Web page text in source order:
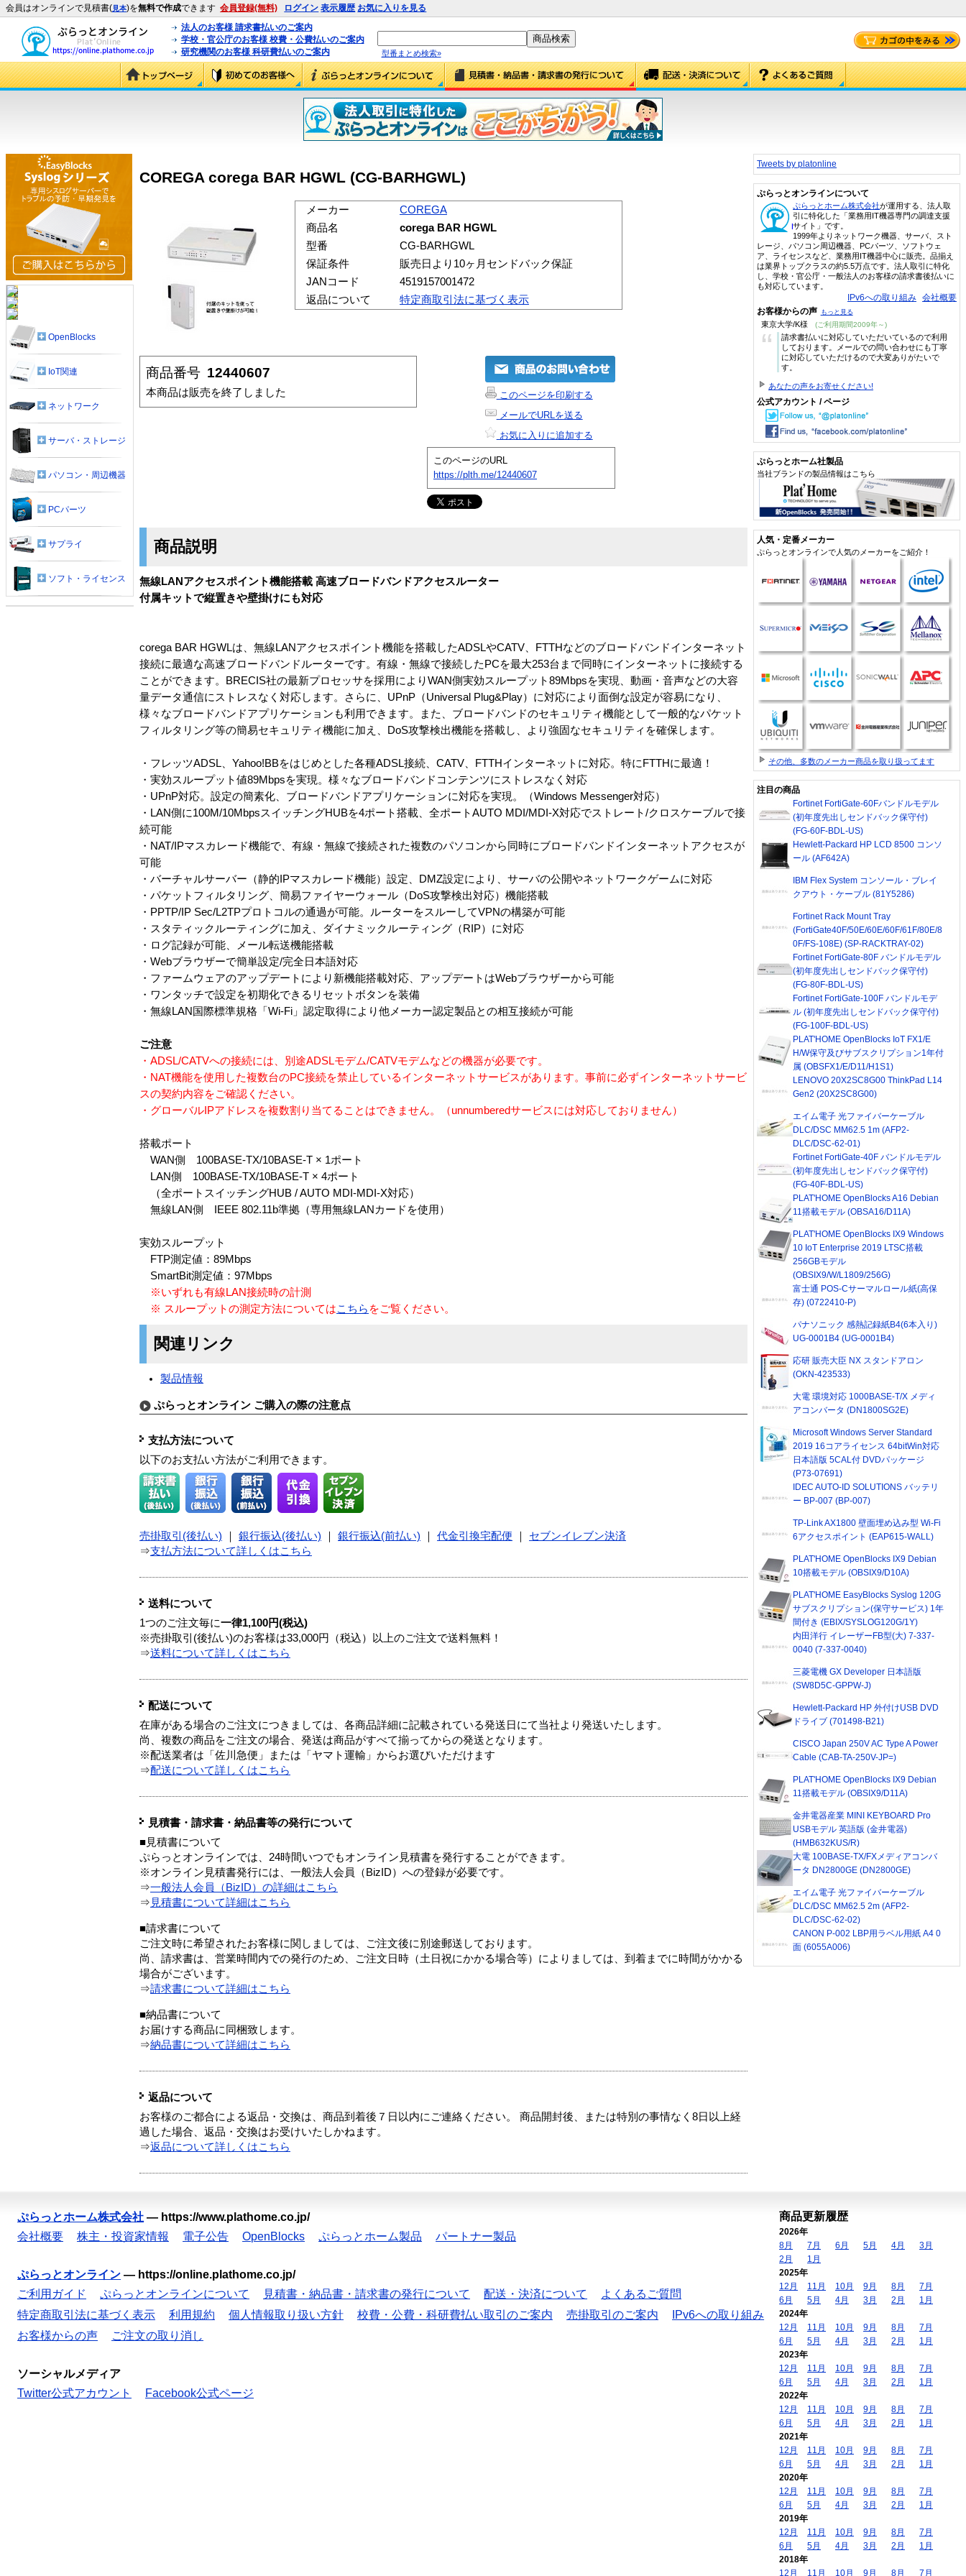
会員はオンラインで見積書(見本)を無料で作成できます 会員登録(無料) ログイン 表示履歴 お気に入りを見る
法人のお客様 請求書払いのご案内
学校・官公庁のお客様 校費・公費払いのご案内
研究機関のお客様 科研費払いのご案内
型番まとめ検索»
COREGA corega BAR HGWL (CG-BARHGWL)
メーカー
COREGA
商品名
corega BAR HGWL
型番
CG-BARHGWL
保証条件
販売日より10ヶ月センドバック保証
JANコード
4519157001472
返品について
特定商取引法に基づく表示
商品番号 12440607
本商品は販売を終了しました
このページを印刷する
メールでURLを送る
お気に入りに追加する
このページのURL
https://plth.me/12440607
商品説明
無線LANアクセスポイント機能搭載 高速ブロードバンドアクセスルーター
付属キットで縦置きや壁掛けにも対応
corega BAR HGWLは、無線LANアクセスポイント機能を搭載したADSLやCATV、FTTHなどのブロードバンドインターネット
接続に最適な高速ブロードバンドルーターです。有線・無線で接続したPCを最大253台まで同時にインターネットに接続する
ことができます。BRECIS社の最新プロセッサを採用によりWAN側実効スループット89Mbpsを実現、動画・音声などの大容
量データ通信にストレスなく対応します。さらに、UPnP（Universal Plug&Play）に対応により面倒な設定が容易になり、
様々なブロードバンドアプリケーションも利用できます。また、ブロードバンドのセキュリティ機能として一般的なパケット
フィルタリング等の簡易セキュリティ機能に加え、DoS攻撃検出機能を搭載し、より強固なセキュリティを確保します。
・フレッツADSL、Yahoo!BBをはじめとした各種ADSL接続、CATV、FTTHインターネットに対応。特にFTTHに最適！
・実効スループット値89Mbpsを実現。様々なブロードバンドコンテンツにストレスなく対応
・UPnP対応。設定の簡素化、ブロードバンドアプリケーションに対応を実現。（Windows Messenger対応）
・LAN側に100M/10MbpsスイッチングHUBを4ポート搭載、全ポートAUTO MDI/MDI-X対応でストレート/クロスケーブルで接
続可能
・NAT/IPマスカレード機能で、有線・無線で接続された複数のパソコンから同時にブロードバンドインターネットアクセスが
可能
・バーチャルサーバー（静的IPマスカレード機能）設定、DMZ設定により、サーバの公開やネットワークゲームに対応
・パケットフィルタリング、簡易ファイヤーウォール（DoS攻撃検出対応）機能搭載
・PPTP/IP Sec/L2TPプロトコルの通過が可能。ルーターをスルーしてVPNの構築が可能
・スタティックルーティングに加え、ダイナミックルーティング（RIP）に対応
・ログ記録が可能、メール転送機能搭載
・Webブラウザーで簡単設定/完全日本語対応
・ファームウェアのアップデートにより新機能搭載対応、アップデートはWebブラウザーから可能
・ワンタッチで設定を初期化できるリセットボタンを装備
・無線LAN国際標準規格「Wi-Fi」認定取得により他メーカー認定製品との相互接続が可能
ご注意
・ADSL/CATVへの接続には、別途ADSLモデム/CATVモデムなどの機器が必要です。
・NAT機能を使用した複数台のPC接続を禁止しているインターネットサービスがあります。事前に必ずインターネットサービ
スの契約内容をご確認ください。
・グローバルIPアドレスを複数割り当てることはできません。（unnumberedサービスには対応しておりません）
搭載ポート
WAN側 100BASE-TX/10BASE-T × 1ポート
LAN側 100BASE-TX/10BASE-T × 4ポート
（全ポートスイッチングHUB / AUTO MDI-MDI-X対応）
無線LAN側 IEEE 802.11b準拠（専用無線LANカードを使用）
実効スループット
FTP測定値：89Mbps
SmartBit測定値：97Mbps
※いずれも有線LAN接続時の計測
※ スループットの測定方法についてはこちら をご覧ください。
関連リンク
製品情報
ぷらっとオンライン ご購入の際の注意点
支払方法について
以下のお支払い方法がご利用できます。
売掛取引(後払い) 銀行振込(後払い) 銀行振込(前払い) 代金引換宅配便
セブンイレブン決済
⇒支払方法について詳しくはこちら
送料について
1つのご注文毎に一律1,100円(税込)
※売掛取引(後払い)のお客様は33,000円（税込）以上のご注文で送料無料！
⇒送料について詳しくはこちら
配送について
在庫がある場合のご注文につきましては、各商品詳細に記載されている発送日にて当社より発送いたします。
尚、複数の商品をご注文の場合、発送は商品がすべて揃ってからの発送となります。
※配送業者は「佐川急便」または「ヤマト運輸」からお選びいただけます
⇒配送について詳しくはこちら
見積書・請求書・納品書等の発行について
■見積書について
ぷらっとオンラインでは、24時間いつでもオンライン見積書を発行することができます。
※オンライン見積書発行には、一般法人会員（BizID）への登録が必要です。
⇒一般法人会員（BizID）の詳細はこちら
⇒ 見積書について詳細はこちら
■請求書について
ご注文時に希望されたお客様に関しましては、ご注文後に別途郵送しております。
尚、請求書は、営業時間内での発行のため、ご注文日時（土日祝にかかる場合等）によりましては、到着までに時間がかかる
場合がございます。
⇒請求書について詳細はこちら
■納品書について
お届けする商品に同梱致します。
⇒納品書について詳細はこちら
返品について
お客様のご都合による返品・交換は、商品到着後７日以内にご連絡ください。 商品開封後、または特別の事情なく8日以上経
過した場合、返品・交換はお受けいたしかねます。
⇒返品について詳しくはこちら
OpenBlocks
IoT関連
ネットワーク
サーバ・ストレージ
パソコン・周辺機器
PCパーツ
サプライ
ソフト・ライセンス
Tweets by platonline
ぷらっとオンラインについて
ぷらっとホーム株式会社が運用する、法人取
引に特化した「業務用IT機器専門の調達支援
サイト」です。
1999年よりネットワーク機器、サーバ、スト
レージ、パソコン周辺機器、PCパーツ、ソフトウェ
ア、ライセンスなど、業務用IT機器中心に販売。品揃え
は業界トップクラスの約5.5万点です。法人取引に特化
し、学校・官公庁・一般法人のお客様の請求書後払いに
も対応しています。
IPv6への取り組み 会社概要
お客様からの声 もっと見る
東京大学/K様 (ご利用期間2009年～)
“
請求書払いに対応していただいているので利用
しております。メールでの問い合わせにも丁寧
に対応していただけるので大変ありがたいで
す。
あなたの声をお寄せください!
公式アカウント / ページ
ぷらっとホーム社製品
当社ブランドの製品情報はこちら
人気・定番メーカー
ぷらっとオンラインで人気のメーカーをご紹介！
その他、多数のメーカー商品を取り扱ってます
注目の商品
Fortinet FortiGate-60Fバンドルモデル
(初年度先出しセンドバック保守付)
(FG-60F-BDL-US)
Hewlett-Packard HP LCD 8500 コンソ
ール (AF642A)
IBM Flex System コンソール・ブレイ
クアウト・ケーブル (81Y5286)
Fortinet Rack Mount Tray
(FortiGate40F/50E/60E/60F/61F/80E/8
0F/FS-108E) (SP-RACKTRAY-02)
Fortinet FortiGate-80F バンドルモデル
(初年度先出しセンドバック保守付)
(FG-80F-BDL-US)
Fortinet FortiGate-100F バンドルモデ
ル (初年度先出しセンドバック保守付)
(FG-100F-BDL-US)
PLAT'HOME OpenBlocks IoT FX1/E
H/W保守及びサブスクリプション1年付
属 (OBSFX1/E/D11/H1S1)
LENOVO 20X2SC8G00 ThinkPad L14
Gen2 (20X2SC8G00)
エイム電子 光ファイバーケーブル
DLC/DSC MM62.5 1m (AFP2-
DLC/DSC-62-01)
Fortinet FortiGate-40F バンドルモデル
(初年度先出しセンドバック保守付)
(FG-40F-BDL-US)
PLAT'HOME OpenBlocks A16 Debian
11搭載モデル (OBSA16/D11A)
PLAT'HOME OpenBlocks IX9 Windows
10 IoT Enterprise 2019 LTSC搭載
256GBモデル
(OBSIX9/W/L1809/256G)
富士通 POS-Cサーマルロール紙(高保
存) (0722410-P)
パナソニック 感熱記録紙B4(6本入り)
UG-0001B4 (UG-0001B4)
応研 販売大臣 NX スタンドアロン
(OKN-423533)
大電 環境対応 1000BASE-T/X メディ
アコンバータ (DN1800SG2E)
Microsoft Windows Server Standard
2019 16コアライセンス 64bitWin対応
日本語版 5CAL付 DVDパッケージ
(P73-07691)
IDEC AUTO-ID SOLUTIONS バッテリ
ー BP-007 (BP-007)
TP-Link AX1800 壁面埋め込み型 Wi-Fi
6アクセスポイント (EAP615-WALL)
PLAT'HOME OpenBlocks IX9 Debian
10搭載モデル (OBSIX9/D10A)
PLAT'HOME EasyBlocks Syslog 120G
サブスクリプション(保守サービス) 1年
間付き (EBIX/SYSLOG120G/1Y)
内田洋行 イレーザーFB型(大) 7-337-
0040 (7-337-0040)
三菱電機 GX Developer 日本語版
(SW8D5C-GPPW-J)
Hewlett-Packard HP 外付けUSB DVD
ドライブ (701498-B21)
CISCO Japan 250V AC Type A Power
Cable (CAB-TA-250V-JP=)
PLAT'HOME OpenBlocks IX9 Debian
11搭載モデル (OBSIX9/D11A)
金井電器産業 MINI KEYBOARD Pro
USBモデル 英語版 (金井電器)
(HMB632KUS/R)
大電 100BASE-TX/FXメディアコンバ
ータ DN2800GE (DN2800GE)
エイム電子 光ファイバーケーブル
DLC/DSC MM62.5 2m (AFP2-
DLC/DSC-62-02)
CANON P-002 LBP用ラベル用紙 A4 0
面 (6055A006)
ぷらっとホーム株式会社 — https://www.plathome.co.jp/
会社概要
株主・投資家情報 電子公告 OpenBlocks ぷらっとホーム製品 パートナー製品
ぷらっとオンライン — https://online.plathome.co.jp/
ご利用ガイド
ぷらっとオンラインについて 見積書・納品書・請求書の発行について 配送・決済について
よくあるご質問
特定商取引法に基づく表示
利用規約 個人情報取り扱い方針 校費・公費・科研費払い取引のご案内 売掛取引のご案内
IPv6への取り組み
お客様からの声
ご注文の取り消し
ソーシャルメディア
Twitter公式アカウント
Facebook公式ページ
商品更新履歴
2026年
8月
7月 6月 5月 4月
3月
2月
1月
2025年
12月
11月 10月 9月 8月
7月
6月
5月 4月 3月 2月
1月
2024年
12月
11月 10月 9月 8月
7月
6月
5月 4月 3月 2月
1月
2023年
12月
11月 10月 9月 8月
7月
6月
5月 4月 3月 2月
1月
2022年
12月
11月 10月 9月 8月
7月
6月
5月 4月 3月 2月
1月
2021年
12月
11月 10月 9月 8月
7月
6月
5月 4月 3月 2月
1月
2020年
12月
11月 10月 9月 8月
7月
6月
5月 4月 3月 2月
1月
2019年
12月
11月 10月 9月 8月
7月
6月
5月 4月 3月 2月
1月
2018年
12月
11月 10月 9月 8月 7月